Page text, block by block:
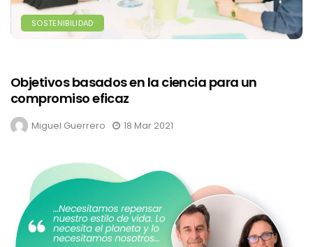
SOSTENIBILIDAD
Objetivos basados en la ciencia para un
compromiso eficaz
Miguel Guerrero 18 Mar 2021